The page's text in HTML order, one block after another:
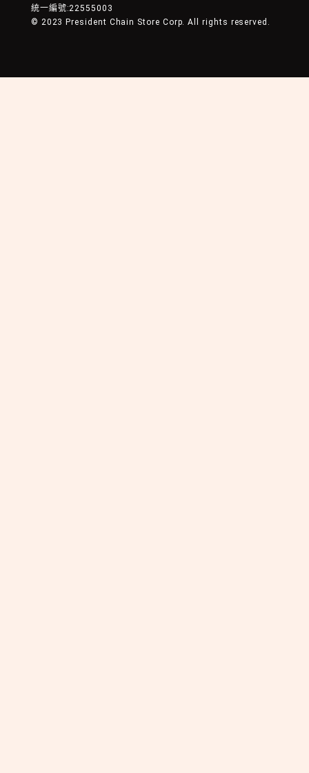
統一編號:22555003
© 2023 President Chain Store Corp. All rights reserved.